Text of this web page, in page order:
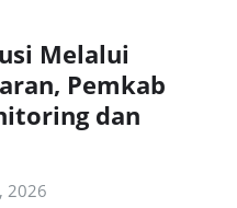
Melalui
Pemkab
dan
2026